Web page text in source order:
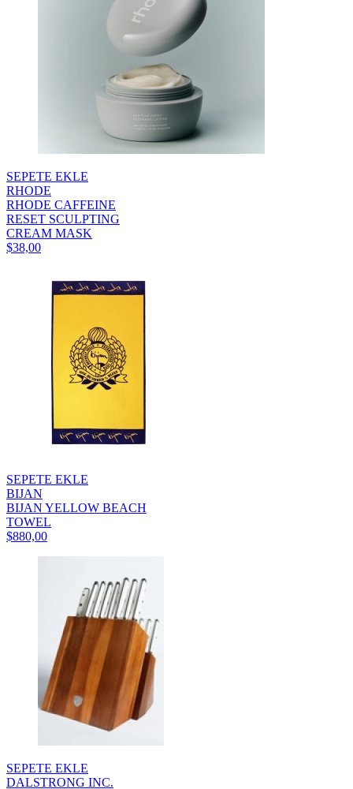
SEPETE EKLE
RHODE
RHODE CAFFEINE
RESET SCULPTING
CREAM MASK
$38,00
SEPETE EKLE
BIJAN
BIJAN YELLOW BEACH
TOWEL
$880,00
SEPETE EKLE
DALSTRONG INC.